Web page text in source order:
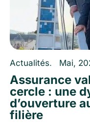
Actualités. Mai,
Assurance
cercle : une
d’ouverture
filière